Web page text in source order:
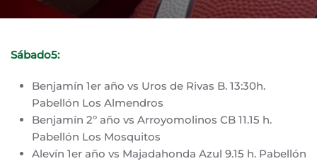
Sábado5:
Benjamín 1er año vs Uros de Rivas B. 13:30h.
Pabellón Los Almendros
Benjamín 2º año vs Arroyomolinos CB 11.15 h.
Pabellón Los Mosquitos
Alevín 1er año vs Majadahonda Azul 9.15 h. Pabellón